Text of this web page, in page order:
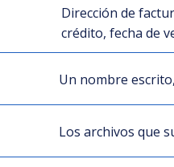
Dirección de
crédito, fecha de
Un nombre
Los archivos que